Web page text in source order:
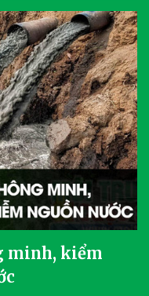
minh, kiểm